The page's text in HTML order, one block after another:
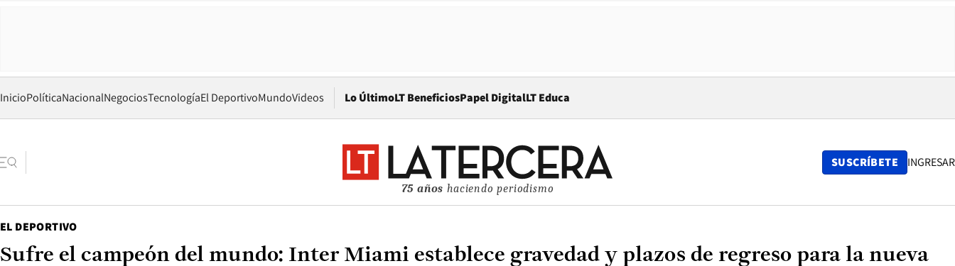
InicioPolíticaNacionalNegociosTecnologíaEl DeportivoMundoVideos Lo ÚltimoLT BeneficiosPapel DigitalOpens in new window
LT Educa
75 años haciendo periodismo
SUSCRÍBETE INGRESAR
EL DEPORTIVO
Sufre el campeón del mundo: Inter Miami establece gravedad y plazos de regreso para la nueva